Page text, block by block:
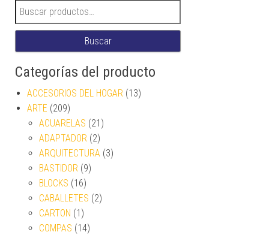
Buscar por:
Buscar
Categorías del producto
ACCESORIOS DEL HOGAR (13)
ARTE (209)
ACUARELAS (21)
ADAPTADOR (2)
ARQUITECTURA (3)
BASTIDOR (9)
BLOCKS (16)
CABALLETES (2)
CARTON (1)
COMPAS (14)